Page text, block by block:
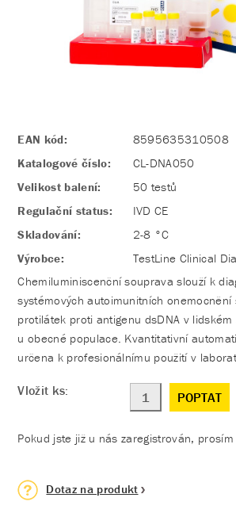
EAN kód:
8595635310508
Katalogové číslo:
CL-DNA050
Velikost balení:
50 testů
Regulační status:
IVD CE
Skladování:
2-8 °C
Výrobce:
TestLine Clinical
Chemiluminiscenční souprava slouží k
systémových autoimunitních onemocnění
protilátek proti antigenu dsDNA v
u obecné populace. Kvantitativní
určena k profesionálnímu použití v
Vložit ks: POPTAT
Pokud jste již u nás zaregistrován, prosím
Dotaz na produkt